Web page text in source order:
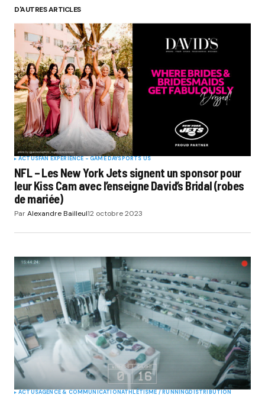
D'AUTRES ARTICLES
ACTUSFAN EXPERIENCE - GAME DAYSPORTS US
NFL – Les New York Jets signent un sponsor pour
leur Kiss Cam avec l’enseigne David’s Bridal (robes
de mariée)
ParAlexandre Bailleul12 octobre 2023
ACTUSAGENCE & COMMUNICATIONATHLÉTISME / RUNNINGDISTRIBUTION